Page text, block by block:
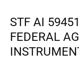
STF AI
FEDERAL